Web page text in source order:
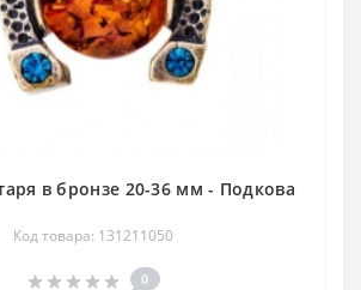
в бронзе 20-36 мм - Подкова
Код товара: 131211050
0